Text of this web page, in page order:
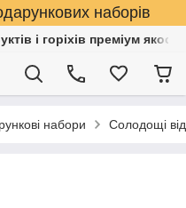
наборів
і горіхів преміум якості
набори Солодощі